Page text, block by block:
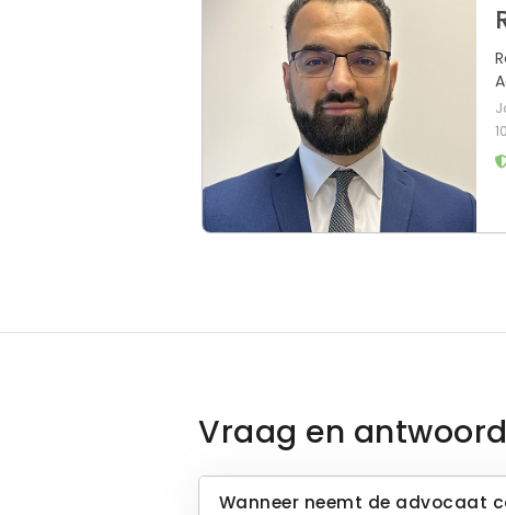
Vraag en antwoord
Wanneer neemt de advocaat